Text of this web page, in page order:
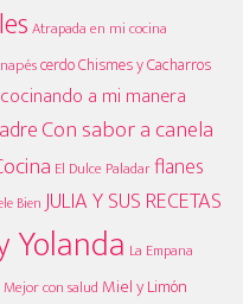
Atrapada en mi cocina
cerdoChismes y Cacharros
cocinando a mi manera
Con sabor a canela
El Dulce Paladarflanes
Bien JULIA Y SUS RECETAS
Yolanda La Empana
Mejor con saludMiel y Limón